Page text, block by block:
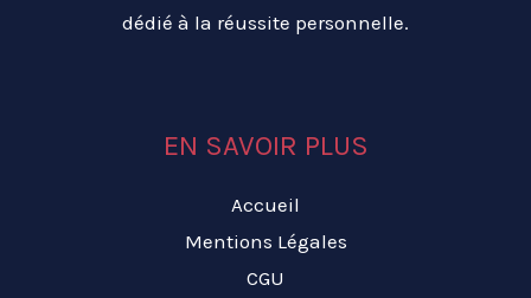
dédié à la réussite personnelle.
EN SAVOIR PLUS
Accueil
Mentions Légales
CGU